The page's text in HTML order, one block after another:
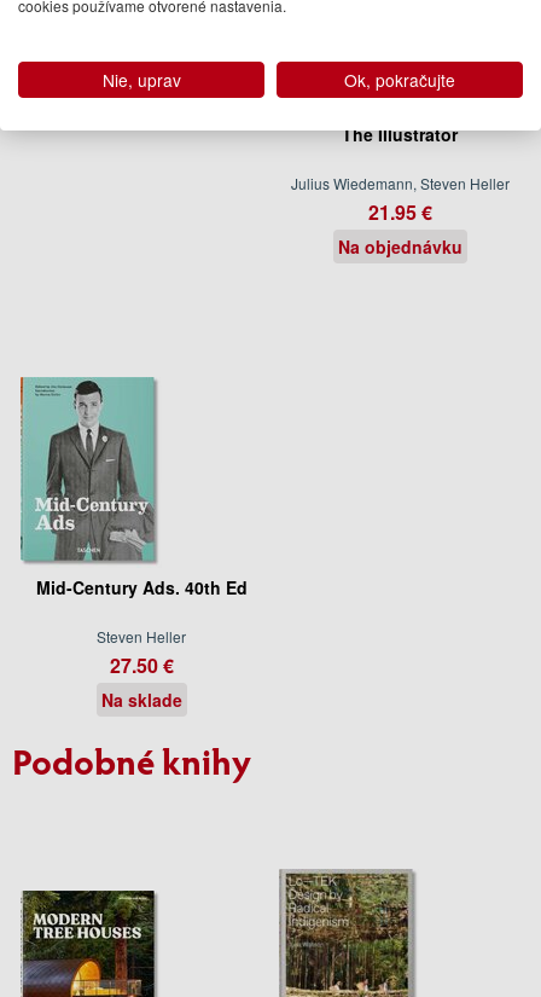
The Illustrator
Julius Wiedemann, Steven Heller
21.95 €
Na objednávku
Mid-Century Ads. 40th Ed
Steven Heller
27.50 €
Na sklade
Podobné knihy
cookies používame otvorené nastavenia.
Nie, uprav Ok, pokračujte